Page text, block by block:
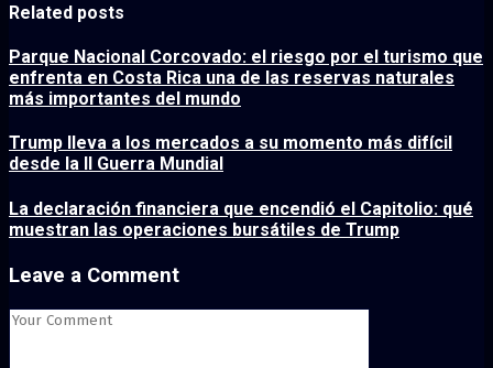
Related posts
Parque Nacional Corcovado: el riesgo por el turismo que
enfrenta en Costa Rica una de las reservas naturales
más importantes del mundo
Trump lleva a los mercados a su momento más difícil
desde la II Guerra Mundial
La declaración financiera que encendió el Capitolio: qué
muestran las operaciones bursátiles de Trump
Leave a Comment